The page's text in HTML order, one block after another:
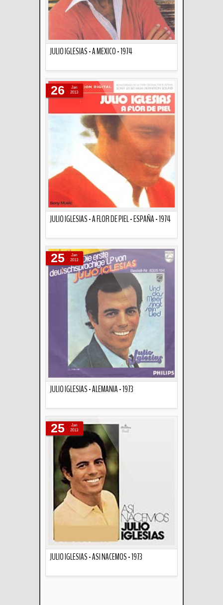
JULIO IGLESIAS - A MEXICO - 1974
JULIO IGLESIAS - A FLOR DE PIEL - ESPAÑA - 1974
26
Jan
2013
JULIO IGLESIAS - ALEMANIA - 1973
25
Jan
2013
JULIO IGLESIAS - ASI NACEMOS - 1973
25
Jan
2013